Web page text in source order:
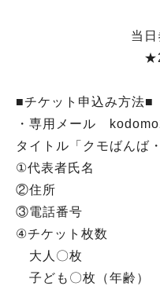
子ども
当日券 大人
★2歳以
■チケット申込み方法■
・専用メール
タイトル「クモばんば
①代表者氏名
②住所
③電話番号
④チケット枚数
大人〇枚
子ども〇枚（年齢）